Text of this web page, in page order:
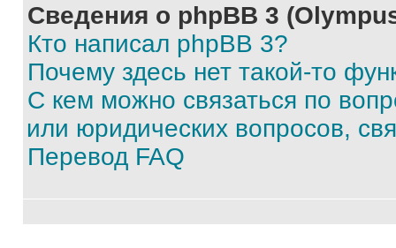
Сведения о phpBB 3
Кто написал phpBB 3?
Почему здесь нет такой-то
С кем можно связаться по
или юридических вопросов,
Перевод FAQ